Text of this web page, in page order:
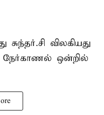
சுந்தர்.சி விலகியது
நேர்காணல் ஒன்றில்